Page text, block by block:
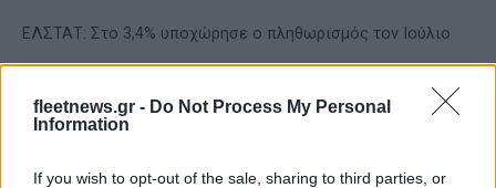
fleetnews.gr - Do Not Process My Personal
Information
If you wish to opt-out of the sale, sharing to third parties, or
ΕΛΣΤΑΤ: Στο 3,4% υποχώρησε ο πληθωρισμός τον Ιούλιο